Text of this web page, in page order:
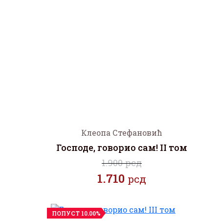
Клеопа Стефановић
Господе, говорио сам! II том
1.900 рсд
1.710 рсд
ПОПУСТ 10.00%